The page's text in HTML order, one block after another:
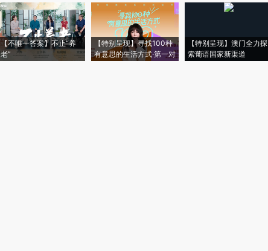
【不唯一答案】不止“养
老”
【特别呈现】寻找100种
有意思的生活方式·第一对
【特别呈现】澳门全力探
索葡语国家新渠道